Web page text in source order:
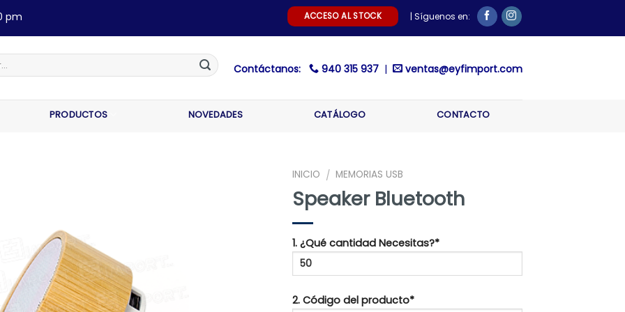
pm ACCESO AL STOCK | Síguenos en:
Contáctanos: 940 315 937 | ventas@eyfimport.com
PRODUCTOS NOVEDADES CATÁLOGO CONTACTO
INICIO / MEMORIAS USB
Speaker Bluetooth
1. ¿Qué cantidad Necesitas?*
2. Código del producto*